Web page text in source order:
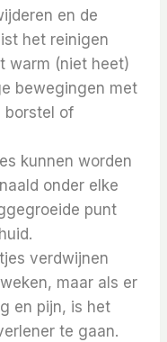
en de
het reinigen
warm (niet heet)
bewegingen met
borstel of
kunnen worden
onder elke
punt
verdwijnen
maar als er
en pijn, is het
te gaan.